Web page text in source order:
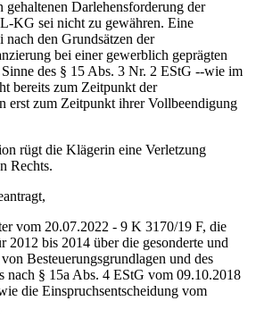
gehaltenen Darlehensforderung der
KG sei nicht zu gewähren. Eine
nach den Grundsätzen der
bei einer gewerblich geprägten
des § 15 Abs. 3 Nr. 2 EStG ‑‑wie im
bereits zum Zeitpunkt der
erst zum Zeitpunkt ihrer Vollbeendigung
die Klägerin eine Verletzung
Rechts.
vom 20.07.2022 - 9 K 3170/19 F, die
2012 bis 2014 über die gesonderte und
Besteuerungsgrundlagen und des
nach § 15a Abs. 4 EStG vom 09.10.2018
die Einspruchsentscheidung vom